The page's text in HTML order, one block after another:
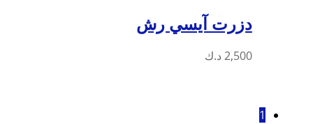
دزرت آيسي رش
2,500 د.ك
1